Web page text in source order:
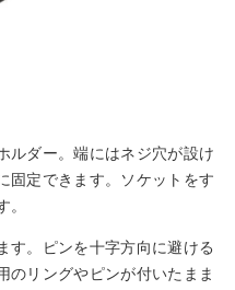
ルダー。端にはネジ穴が設け
固定できます。ソケットをす
。
す。ピンを十字方向に避ける
のリングやピンが付いたまま